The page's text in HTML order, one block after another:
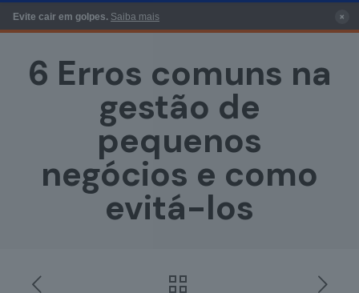
Evite cair em golpes. Saiba mais ×
6 Erros comuns na
gestão de
pequenos
negócios e como
evitá-los